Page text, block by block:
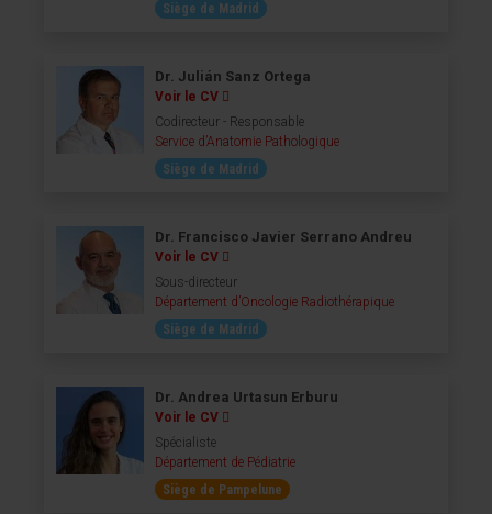
Siège de Madrid
Dr. Julián Sanz Ortega
Voir le CV
Codirecteur - Responsable
Service d’Anatomie Pathologique
Siège de Madrid
Dr. Francisco Javier Serrano Andreu
Voir le CV
Sous-directeur
Département d’Oncologie Radiothérapique
Siège de Madrid
Dr. Andrea Urtasun Erburu
Voir le CV
Spécialiste
Département de Pédiatrie
Siège de Pampelune